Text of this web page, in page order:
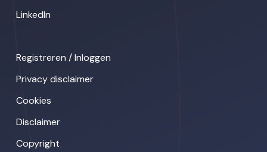
LinkedIn
Registreren / Inloggen
Privacy disclaimer
Cookies
Disclaimer
Copyright